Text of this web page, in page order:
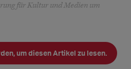
für Kultur und Medien um
um diesen Artikel zu lesen.